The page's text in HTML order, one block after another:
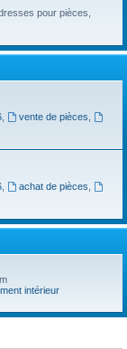
pour pièces,
, vente de pièces,
, achat de pièces,
intérieur